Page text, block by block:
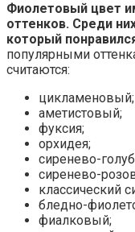
Фиолетовый цвет
оттенков. Среди
который
популярными
считаются:
цикламеновый;
аметистовый;
фуксия;
орхидея;
сиренево-
сиренево-
классический
бледно-
фиалковый;